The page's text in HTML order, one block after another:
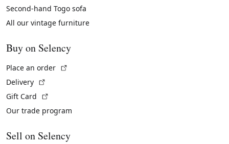
Second-hand Togo sofa
All our vintage furniture
Buy on Selency
Place an order
Delivery
Gift Card
Our trade program
Sell on Selency